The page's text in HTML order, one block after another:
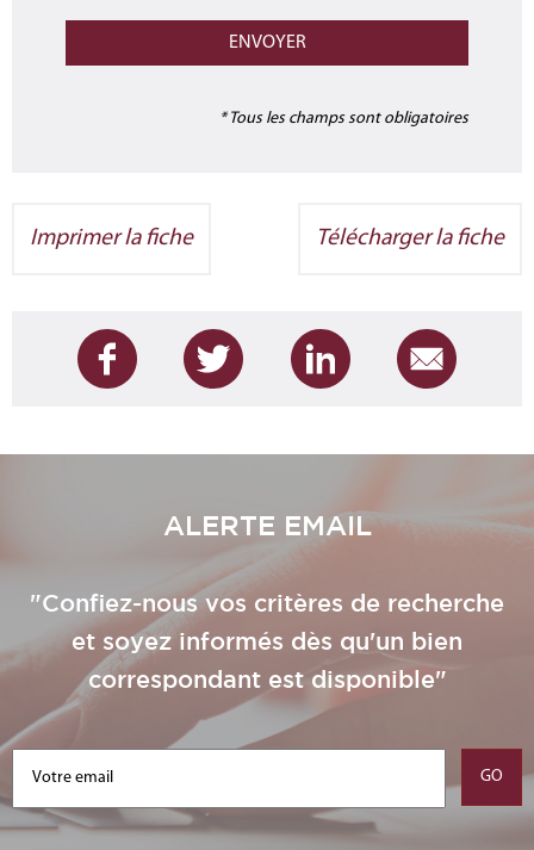
* Tous les champs sont obligatoires
Imprimer la fiche Télécharger la fiche
ALERTE EMAIL
"Confiez-nous vos critères de recherche
et soyez informés dès qu'un bien
correspondant est disponible"